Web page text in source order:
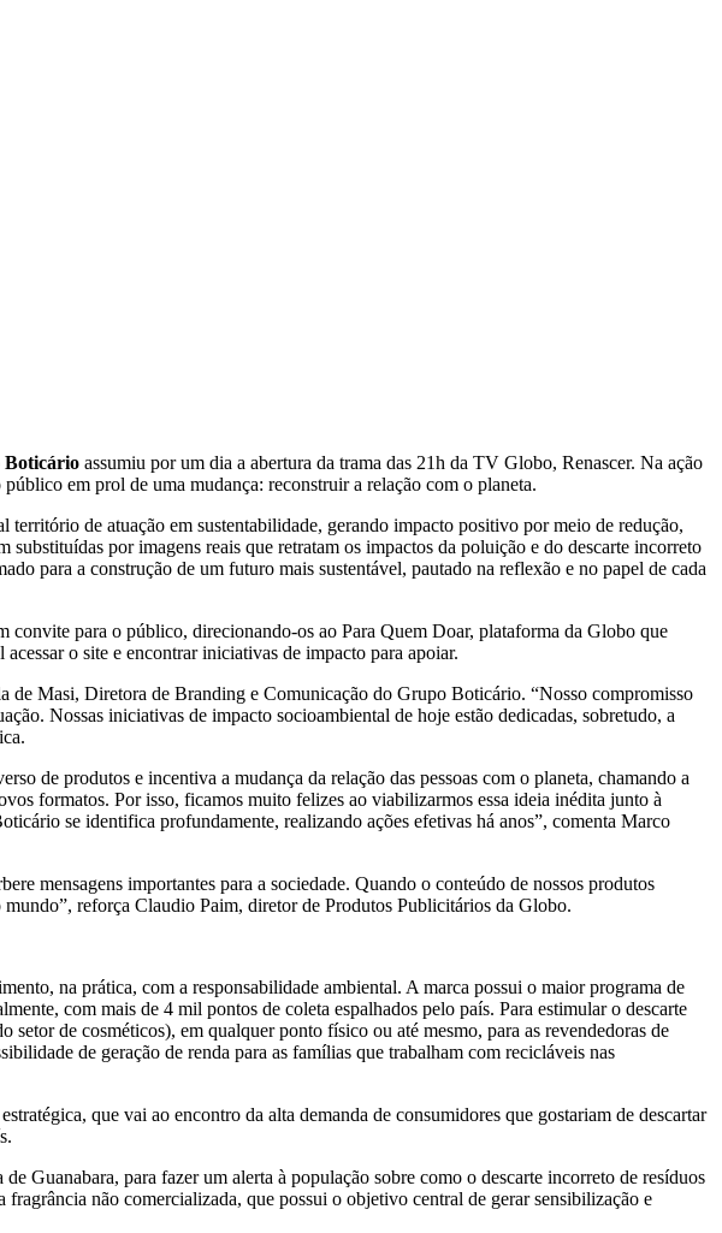
Boticário assumiu por um dia a abertura da trama das 21h da TV Globo, Renascer. Na ação
em prol de uma mudança: reconstruir a relação com o planeta.
de atuação em sustentabilidade, gerando impacto positivo por meio de redução,
por imagens reais que retratam os impactos da poluição e do descarte incorreto
para a construção de um futuro mais sustentável, pautado na reflexão e no papel de cada
para o público, direcionando-os ao Para Quem Doar, plataforma da Globo que
o site e encontrar iniciativas de impacto para apoiar.
de Masi, Diretora de Branding e Comunicação do Grupo Boticário. “Nosso compromisso
Nossas iniciativas de impacto socioambiental de hoje estão dedicadas, sobretudo, a
de produtos e incentiva a mudança da relação das pessoas com o planeta, chamando a
formatos. Por isso, ficamos muito felizes ao viabilizarmos essa ideia inédita junto à
se identifica profundamente, realizando ações efetivas há anos”, comenta Marco
mensagens importantes para a sociedade. Quando o conteúdo de nossos produtos
mundo”, reforça Claudio Paim, diretor de Produtos Publicitários da Globo.
na prática, com a responsabilidade ambiental. A marca possui o maior programa de
com mais de 4 mil pontos de coleta espalhados pelo país. Para estimular o descarte
de cosméticos), em qualquer ponto físico ou até mesmo, para as revendedoras de
de geração de renda para as famílias que trabalham com recicláveis nas
que vai ao encontro da alta demanda de consumidores que gostariam de descartar
Guanabara, para fazer um alerta à população sobre como o descarte incorreto de resíduos
não comercializada, que possui o objetivo central de gerar sensibilização e